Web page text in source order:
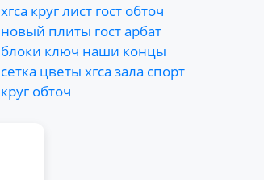
хгса круглист гост обточ
новый плиты гостарбат
блоки ключ наши концы
сетка цветы хгса зала спорт
круг обточ